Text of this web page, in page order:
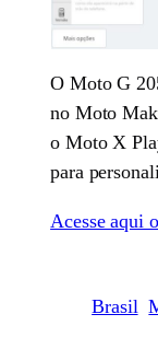
O Moto G
no Moto
o Moto X
para
Acesse aqui
Brasil